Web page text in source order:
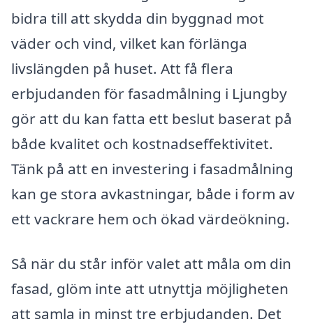
bidra till att skydda din byggnad mot
väder och vind, vilket kan förlänga
livslängden på huset. Att få flera
erbjudanden för fasadmålning i Ljungby
gör att du kan fatta ett beslut baserat på
både kvalitet och kostnadseffektivitet.
Tänk på att en investering i fasadmålning
kan ge stora avkastningar, både i form av
ett vackrare hem och ökad värdeökning.
Så när du står inför valet att måla om din
fasad, glöm inte att utnyttja möjligheten
att samla in minst tre erbjudanden. Det